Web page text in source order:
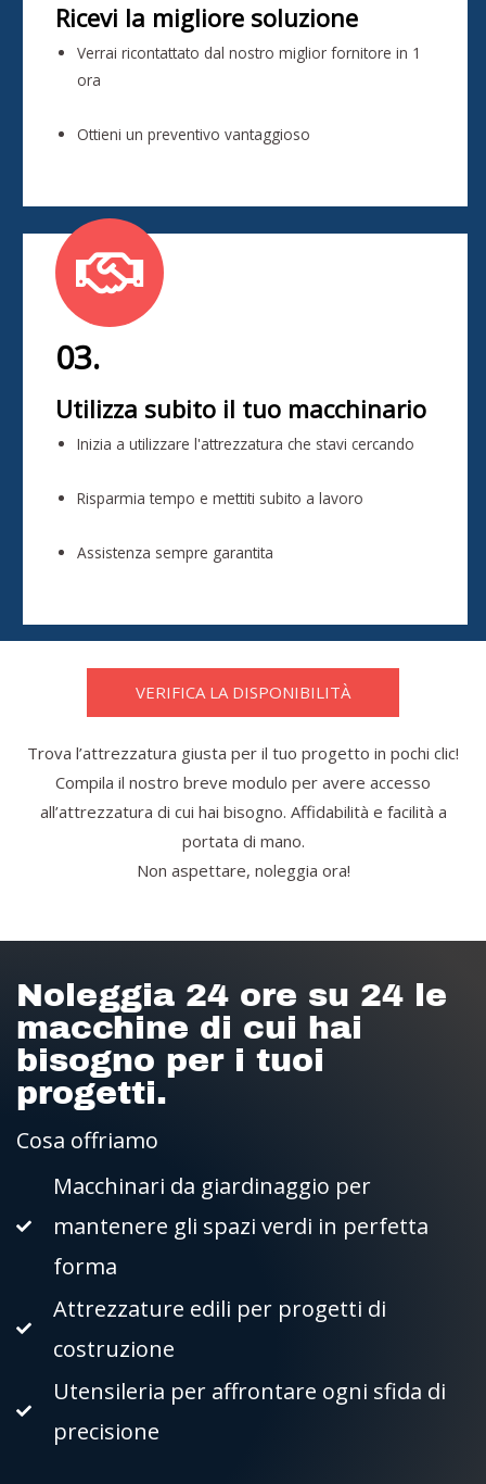
Ricevi la migliore soluzione
Verrai ricontattato dal nostro miglior fornitore in 1
ora
Ottieni un preventivo vantaggioso
03.
Utilizza subito il tuo macchinario
Inizia a utilizzare l'attrezzatura che stavi cercando
Risparmia tempo e mettiti subito a lavoro
Assistenza sempre garantita
VERIFICA LA DISPONIBILITÀ
Trova l’attrezzatura giusta per il tuo progetto in pochi clic!
Compila il nostro breve modulo per avere accesso
all’attrezzatura di cui hai bisogno. Affidabilità e facilità a
portata di mano.
Non aspettare, noleggia ora!
Noleggia 24 ore su 24 le
macchine di cui hai
bisogno per i tuoi
progetti.
Cosa offriamo
Macchinari da giardinaggio per
mantenere gli spazi verdi in perfetta
forma
Attrezzature edili per progetti di
costruzione
Utensileria per affrontare ogni sfida di
precisione